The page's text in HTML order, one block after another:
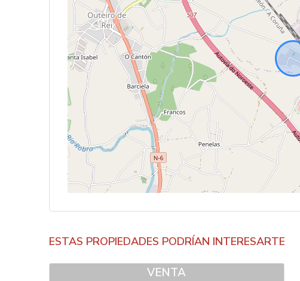
ESTAS PROPIEDADES PODRÍAN INTERESARTE
VENTA